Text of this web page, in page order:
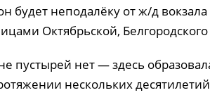
будет неподалёку от ж/д
Октябрьской,
пустырей нет — здесь
нескольких